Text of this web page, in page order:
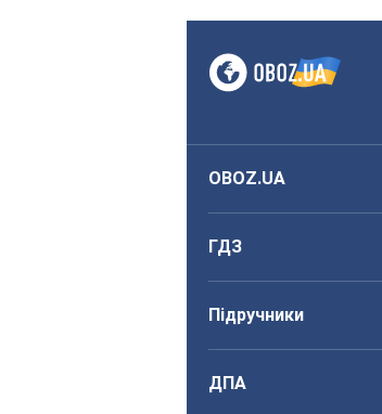
OBOZ.UA
ГДЗ
Підручники
ДПА